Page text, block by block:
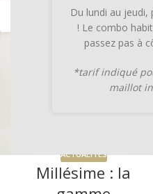
Du lundi au jeudi,
! Le combo
passez pas à
*tarif indiqué
maillot
ACTUALITÉS
Millésime : la